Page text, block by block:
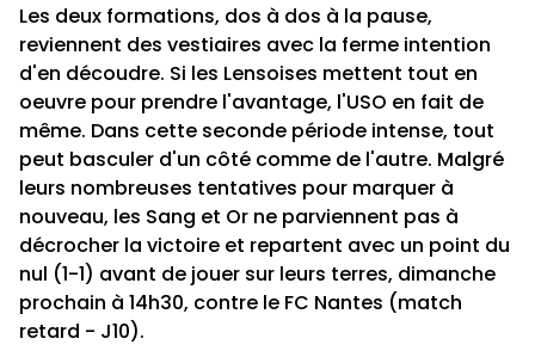
Les deux formations, dos à dos à la pause,
reviennent des vestiaires avec la ferme intention
d'en découdre. Si les Lensoises mettent tout en
oeuvre pour prendre l'avantage, l'USO en fait de
même. Dans cette seconde période intense, tout
peut basculer d'un côté comme de l'autre. Malgré
leurs nombreuses tentatives pour marquer à
nouveau, les Sang et Or ne parviennent pas à
décrocher la victoire et repartent avec un point du
nul (1-1) avant de jouer sur leurs terres, dimanche
prochain à 14h30, contre le FC Nantes (match
retard - J10).